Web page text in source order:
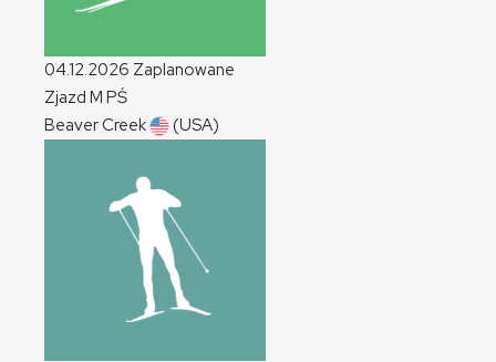
04.12.2026 Zaplanowane
Zjazd M PŚ
Beaver Creek
(USA)